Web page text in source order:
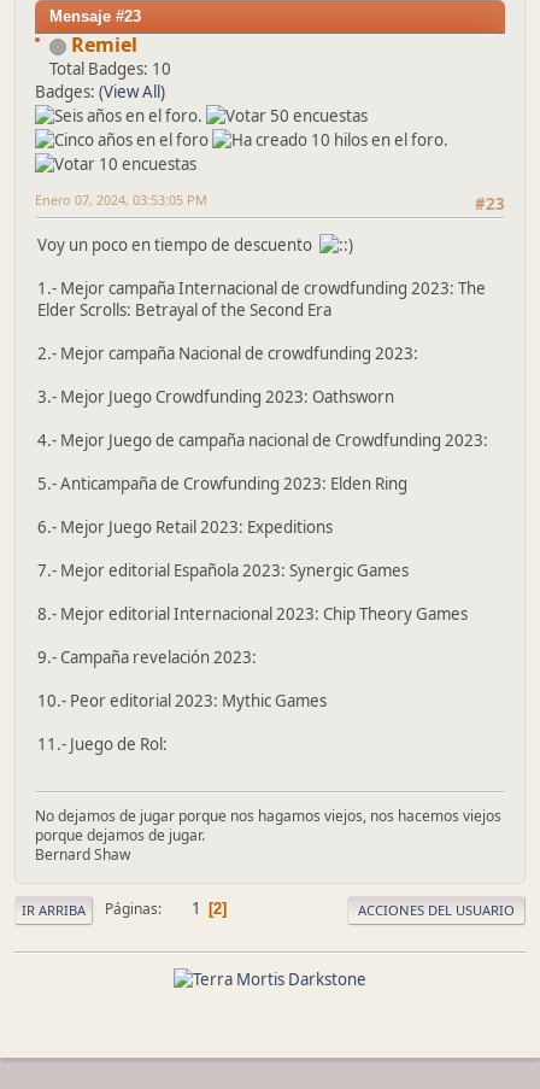
Mensaje #23
Remiel
Total Badges: 10
Badges: (View All)
#23
Enero 07, 2024, 03:53:05 PM
Voy un poco en tiempo de descuento
1.- Mejor campaña Internacional de crowdfunding 2023: The
Elder Scrolls: Betrayal of the Second Era
2.- Mejor campaña Nacional de crowdfunding 2023:
3.- Mejor Juego Crowdfunding 2023: Oathsworn
4.- Mejor Juego de campaña nacional de Crowdfunding 2023:
5.- Anticampaña de Crowfunding 2023: Elden Ring
6.- Mejor Juego Retail 2023: Expeditions
7.- Mejor editorial Española 2023: Synergic Games
8.- Mejor editorial Internacional 2023: Chip Theory Games
9.- Campaña revelación 2023:
10.- Peor editorial 2023: Mythic Games
11.- Juego de Rol:
No dejamos de jugar porque nos hagamos viejos, nos hacemos viejos
porque dejamos de jugar.
Bernard Shaw
IR ARRIBA Páginas 1 2 ACCIONES DEL USUARIO